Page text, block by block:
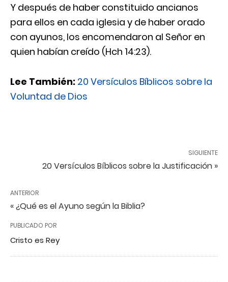
Y después de haber constituido ancianos
para ellos en cada iglesia y de haber orado
con ayunos, los encomendaron al Señor en
quien habían creído (Hch 14:23).
Lee También: 20 Versículos Bíblicos sobre la
Voluntad de Dios
SIGUIENTE
20 Versículos Bíblicos sobre la Justificación »
ANTERIOR
« ¿Qué es el Ayuno según la Biblia?
PUBLICADO POR
Cristo es Rey